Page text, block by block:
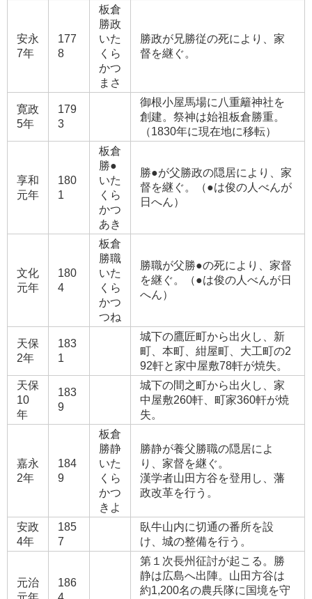
安永
7年
177
8
板倉
勝政
いた
くら
かつ
まさ
勝政が兄勝従の死により、家
督を継ぐ。
寛政
5年
179
3
御根小屋馬場に八重籬神社を
創建。祭神は始祖板倉勝重。
（1830年に現在地に移転）
享和
元年
180
1
板倉
勝●
いた
くら
かつ
あき
勝●が父勝政の隠居により、家
督を継ぐ。（●は俊の人べんが
日へん）
文化
元年
180
4
板倉
勝職
いた
くら
かつ
つね
勝職が父勝●の死により、家督
を継ぐ。（●は俊の人べんが日
へん）
天保
2年
183
1
城下の鷹匠町から出火し、新
町、本町、紺屋町、大工町の2
92軒と家中屋敷78軒が焼失。
天保
10
年
183
9
城下の間之町から出火し、家
中屋敷260軒、町家360軒が焼
失。
嘉永
2年
184
9
板倉
勝静
いた
くら
かつ
きよ
勝静が養父勝職の隠居によ
り、家督を継ぐ。
漢学者山田方谷を登用し、藩
政改革を行う。
安政
4年
185
7
臥牛山内に切通の番所を設
け、城の整備を行う。
元治
186
第１次長州征討が起こる。勝
静は広島へ出陣。山田方谷は
約1,200名の農兵隊に国境を守